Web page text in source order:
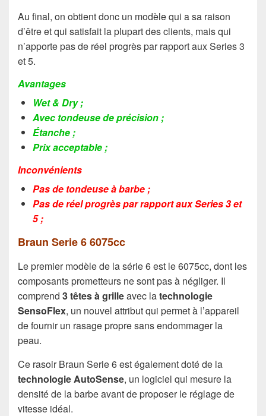
Au final, on obtient donc un modèle qui a sa raison
d’être et qui satisfait la plupart des clients, mais qui
n’apporte pas de réel progrès par rapport aux Series 3
et 5.
Avantages
Wet & Dry ;
Avec tondeuse de précision ;
Étanche ;
Prix acceptable ;
Inconvénients
Pas de tondeuse à barbe ;
Pas de réel progrès par rapport aux Series 3 et
5 ;
Braun Serie 6 6075cc
Le premier modèle de la série 6 est le 6075cc, dont les
composants prometteurs ne sont pas à négliger. Il
comprend 3 têtes à grilleavec latechnologie
SensoFlex, un nouvel attribut qui permet à l’appareil
de fournir un rasage propre sans endommager la
peau.
Ce rasoir Braun Serie 6 est également doté de la
technologie AutoSense, un logiciel qui mesure la
densité de la barbe avant de proposer le réglage de
vitesse idéal.